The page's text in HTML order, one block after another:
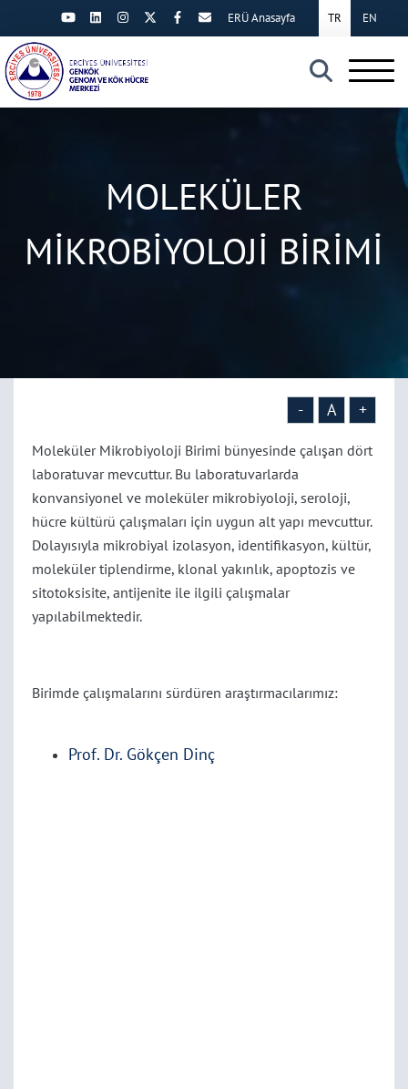
×
TR EN
ERÜ Anasayfa
MOLEKÜLER
MİKROBİYOLOJİ BİRİMİ
- A +
Moleküler Mikrobiyoloji Birimi bünyesinde çalışan dört
laboratuvar mevcuttur. Bu laboratuvarlarda
konvansiyonel ve moleküler mikrobiyoloji, seroloji,
hücre kültürü çalışmaları için uygun alt yapı mevcuttur.
Dolayısıyla mikrobiyal izolasyon, identifikasyon, kültür,
moleküler tiplendirme, klonal yakınlık, apoptozis ve
sitotoksisite, antijenite ile ilgili çalışmalar
yapılabilmektedir.
Birimde çalışmalarını sürdüren araştırmacılarımız:
Prof. Dr. Gökçen Dinç